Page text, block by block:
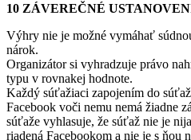
10 ZÁVEREČNÉ
Výhry nie je možné vymáhať
nárok.
Organizátor si vyhradzuje právo
typu v rovnakej hodnote.
Každý súťažiaci zapojením do
Facebook voči nemu nemá žiadne
súťaže vyhlasuje, že súťaž nie je
riadená Facebookom a nie je s ňou